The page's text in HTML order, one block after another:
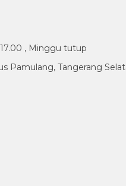
, Minggu tutup
Pamulang, Tangerang